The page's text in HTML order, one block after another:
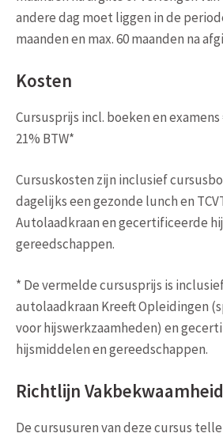
andere dag moet liggen in de
maanden en max. 60 maanden na
Kosten
Cursusprijs incl. boeken en examens
21% BTW*
Cursuskosten zijn inclusief
dagelijks een gezonde lunch en
Autolaadkraan en gecertificeerde
gereedschappen.
* De vermelde cursusprijs is
autolaadkraan Kreeft Opleidingen
voor hijswerkzaamheden) en
hijsmiddelen en gereedschappen.
Richtlijn Vakbekwaamheid
De cursusuren van deze cursus